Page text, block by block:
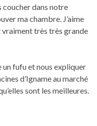
coucher dans notre
ma chambre. J’aime
vraiment très très grande
un fufu et nous expliquer
d’Igname au marché
sont les meilleures.